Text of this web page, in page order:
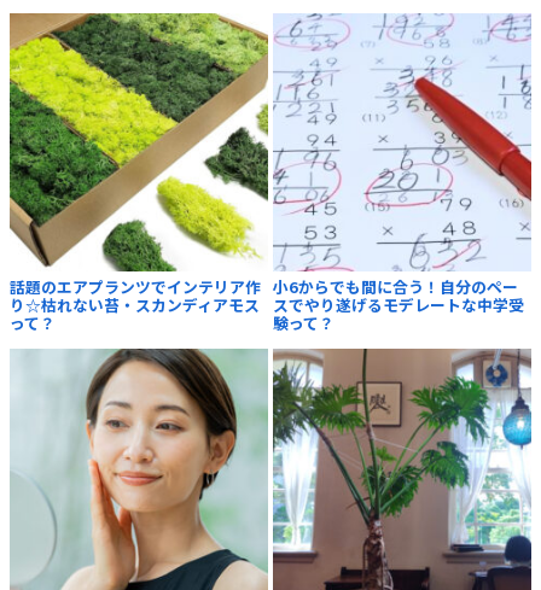
話題のエアプランツでインテリア作
り☆枯れない苔・スカンディアモス
って？
小6からでも間に合う！自分のペー
スでやり遂げるモデレートな中学受
験って？